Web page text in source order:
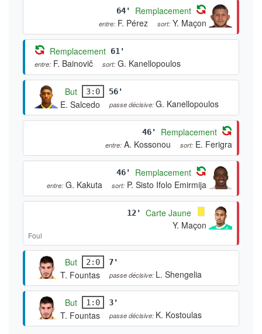
64' Remplacement
entre: F. Pérez sort: Y. Maçon
Remplacement 61'
entre: F. Bainovič sort: G. Kanellopoulos
But 3:0 56'
E. Salcedo passe décisive:G. Kanellopoulos
46' Remplacement
entre: A. Kossonou sort: E. Ferigra
46' Remplacement
entre: G. Kakuta sort: P. Sisto Ifolo Emirmija
12'
Carte Jaune
Y. Maçon
Foul
But 2:0 7'
T. Fountas passe décisive: L. Shengelia
But 1:0 3'
T. Fountas passe décisive: K. Kostoulas